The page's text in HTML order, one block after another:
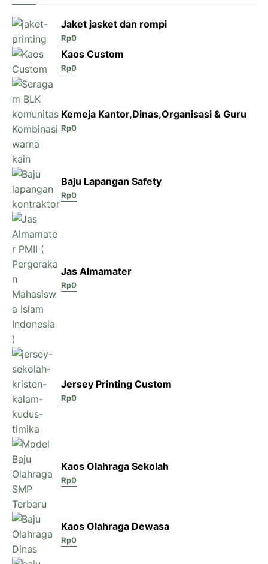
Jaket jasket dan rompi
Rp0
Kaos Custom
Rp0
Kemeja Kantor,Dinas,Organisasi & Guru
Rp0
Baju Lapangan Safety
Rp0
Jas Almamater
Rp0
Jersey Printing Custom
Rp0
Kaos Olahraga Sekolah
Rp0
Kaos Olahraga Dewasa
Rp0